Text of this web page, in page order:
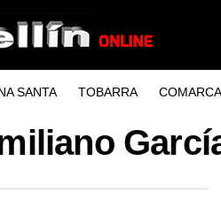
SANTA TOBARRA